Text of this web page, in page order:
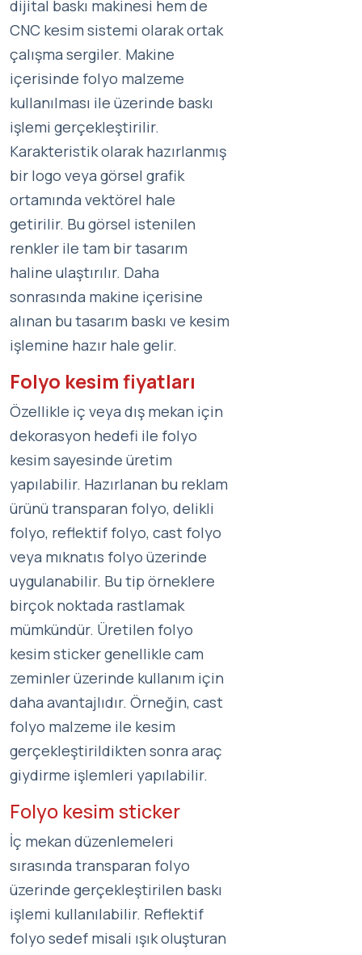
dijital baskı makinesi hem de
CNC kesim sistemi olarak ortak
çalışma sergiler. Makine
içerisinde folyo malzeme
kullanılması ile üzerinde baskı
işlemi gerçekleştirilir.
Karakteristik olarak hazırlanmış
bir logo veya görsel grafik
ortamında vektörel hale
getirilir. Bu görsel istenilen
renkler ile tam bir tasarım
haline ulaştırılır. Daha
sonrasında makine içerisine
alınan bu tasarım baskı ve kesim
işlemine hazır hale gelir.
Folyo kesim fiyatları
Özellikle iç veya dış mekan için
dekorasyon hedefi ile folyo
kesim sayesinde üretim
yapılabilir. Hazırlanan bu reklam
ürünü transparan folyo, delikli
folyo, reflektif folyo, cast folyo
veya mıknatıs folyo üzerinde
uygulanabilir. Bu tip örneklere
birçok noktada rastlamak
mümkündür. Üretilen folyo
kesim sticker genellikle cam
zeminler üzerinde kullanım için
daha avantajlıdır. Örneğin, cast
folyo malzeme ile kesim
gerçekleştirildikten sonra araç
giydirme işlemleri yapılabilir.
Folyo kesim sticker
İç mekan düzenlemeleri
sırasında transparan folyo
üzerinde gerçekleştirilen baskı
işlemi kullanılabilir. Reflektif
folyo sedef misali ışık oluşturan